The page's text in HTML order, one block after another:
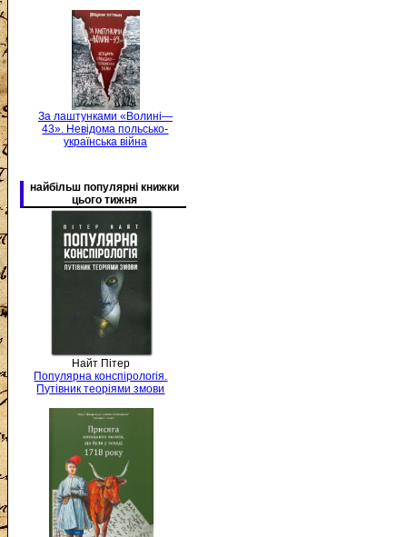
За лаштунками «Волині—
43». Невідома польсько-
українська війна
найбільш популярні книжки
цього тижня
Найт Пітер
Популярна конспірологія.
Путівник теоріями змови